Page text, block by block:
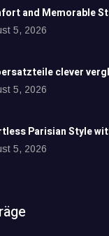
and Memorable
5, 2026
clever
5, 2026
Parisian Style
5, 2026